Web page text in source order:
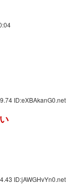
ID:eXBAkanG0.net
ID:jAWGHvYn0.net